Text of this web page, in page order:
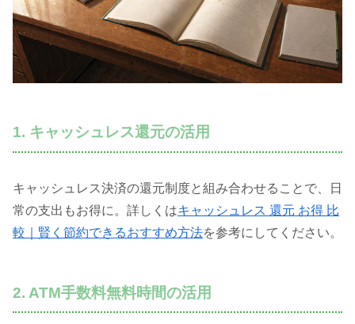
1. キャッシュレス還元の活用
キャッシュレス決済の還元制度と組み合わせることで、日
常の支出もお得に。詳しくはキャッシュレス 還元 お得 比
較｜賢く節約できるおすすめ方法を参考にしてください。
2. ATM手数料無料時間の活用